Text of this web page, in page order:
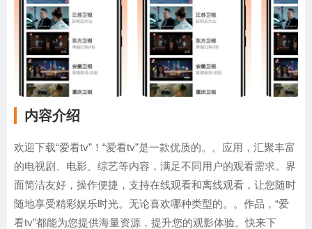
内容介绍
欢迎下载“爱看tv”！“爱看tv”是一款优质的。。应用，汇聚丰富
的电视剧、电影、综艺等内容，满足不同用户的观看需求。界
面简洁友好，操作便捷，支持在线观看和离线观看，让您随时
随地享受精彩娱乐时光。无论喜欢哪种类型的。。作品，“爱
看tv”都能为您提供海量资源，提升您的观影体验。快来下